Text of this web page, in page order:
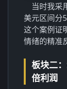
当时我采
美元区间分
这个案例证
情绪的精准
板块二
倍利润